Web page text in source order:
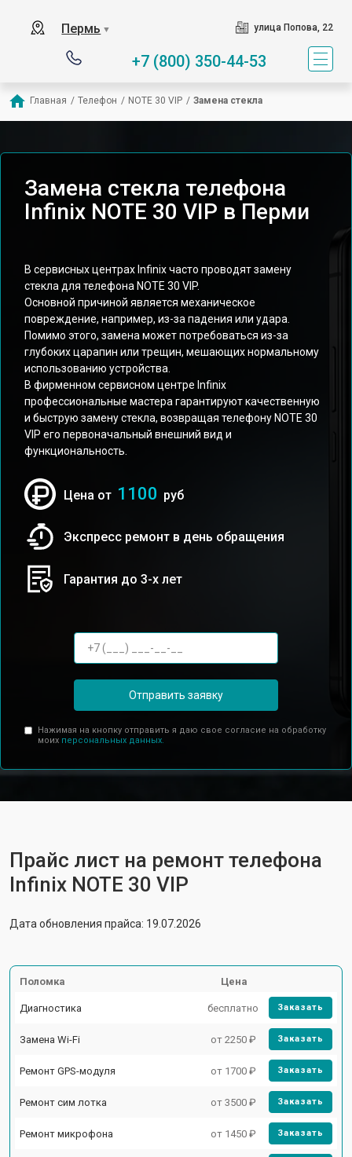
Пермь ▼ улица Попова, 22
+7 (800) 350-44-53
Главная / Телефон / NOTE 30 VIP / Замена стекла
Замена стекла телефона
Infinix NOTE 30 VIP в Перми
В сервисных центрах Infinix часто проводят замену
стекла для телефона NOTE 30 VIP.
Основной причиной является механическое
повреждение, например, из-за падения или удара.
Помимо этого, замена может потребоваться из-за
глубоких царапин или трещин, мешающих нормальному
использованию устройства.
В фирменном сервисном центре Infinix
профессиональные мастера гарантируют качественную
и быструю замену стекла, возвращая телефону NOTE 30
VIP его первоначальный внешний вид и
функциональность.
Цена от 1100 руб
Экспресс ремонт в день обращения
Гарантия до 3-х лет
Отправить заявку
Нажимая на кнопку отправить я даю свое согласие на обработку
моих персональных данных.
Прайс лист на ремонт телефона
Infinix NOTE 30 VIP
Дата обновления прайса: 19.07.2026
Поломка Цена
Диагностика бесплатно Заказать
Замена Wi-Fi от 2250 ₽ Заказать
Ремонт GPS-модуля от 1700 ₽ Заказать
Ремонт сим лотка от 3500 ₽ Заказать
Ремонт микрофона от 1450 ₽ Заказать